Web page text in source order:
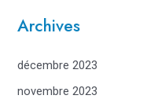
Archives
décembre 2023
novembre 2023